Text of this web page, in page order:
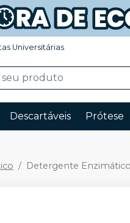
Universitárias
Descartáveis Prótese
Detergente